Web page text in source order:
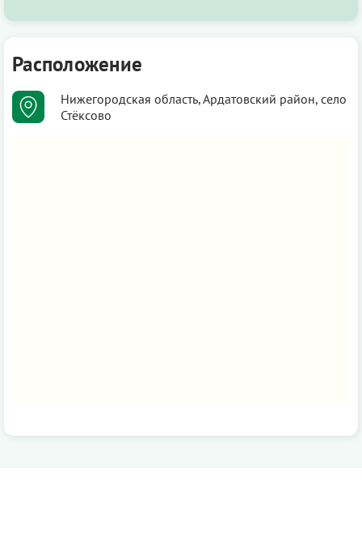
Расположение
Нижегородская область, Ардатовский район, село
Стёксово